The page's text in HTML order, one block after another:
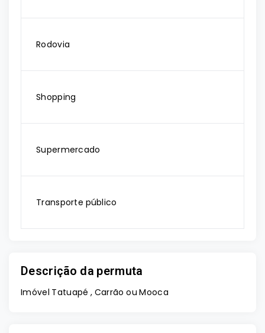
Rodovia
Shopping
Supermercado
Transporte público
Descrição da permuta
Imóvel Tatuapé , Carrão ou Mooca